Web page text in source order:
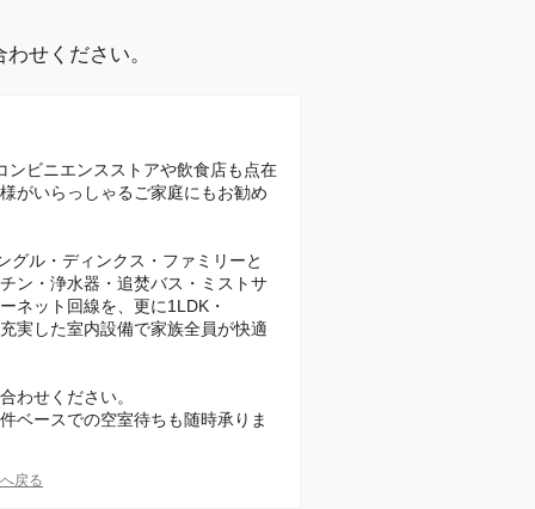
せください。
ンビニエンスストアや飲食店も点在
がいらっしゃるご家庭にもお勧め
グル・ディンクス・ファミリーと
ン・浄水器・追焚バス・ミストサ
ネット回線を、更に1LDK・
実した室内設備で家族全員が快適
わせください。
ベースでの空室待ちも随時承りま
戻る